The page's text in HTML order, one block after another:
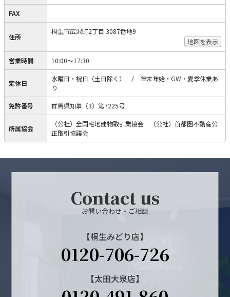
FAX
住所
桐生市広沢町2丁目 3087番地9
地図を表示
営業時間 10:00～17:30
定休日
水曜日・祝日（土日除く） / 年末年始・GW・夏季休業あ
り
免許番号 群馬県知事（3）第7225号
所属協会
（公社）全国宅地建物取引業協会 （公社）首都圏不動産公
正取引協議会
Contact us
お問い合わせ・ご相談
【桐生みどり店】
0120-706-726
【太田大泉店】